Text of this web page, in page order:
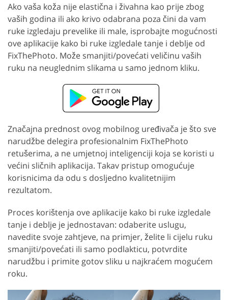
Ako vaša koža nije elastična i živahna kao prije zbog
vaših godina ili ako krivo odabrana poza čini da vam
ruke izgledaju prevelike ili male, isprobajte mogućnosti
ove aplikacije kako bi ruke izgledale tanje i deblje od
FixThePhoto. Može smanjiti/povećati veličinu vaših
ruku na neuglednim slikama u samo jednom kliku.
Značajna prednost ovog mobilnog uređivača je što sve
narudžbe delegira profesionalnim FixThePhoto
retušerima, a ne umjetnoj inteligenciji koja se koristi u
većini sličnih aplikacija. Takav pristup omogućuje
korisnicima da odu s dosljedno kvalitetnijim
rezultatom.
Proces korištenja ove aplikacije kako bi ruke izgledale
tanje i deblje je jednostavan: odaberite uslugu,
navedite svoje zahtjeve, na primjer, želite li cijelu ruku
smanjiti/povećati ili samo podlakticu, potvrdite
narudžbu i primite gotov sliku u najkraćem mogućem
roku.